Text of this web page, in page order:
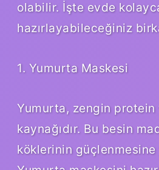
olabilir. İşte evde
hazırlayabileceğiniz
1. Yumurta Maskesi
Yumurta, zengin
kaynağıdır. Bu besin
köklerinin güçlenmesine